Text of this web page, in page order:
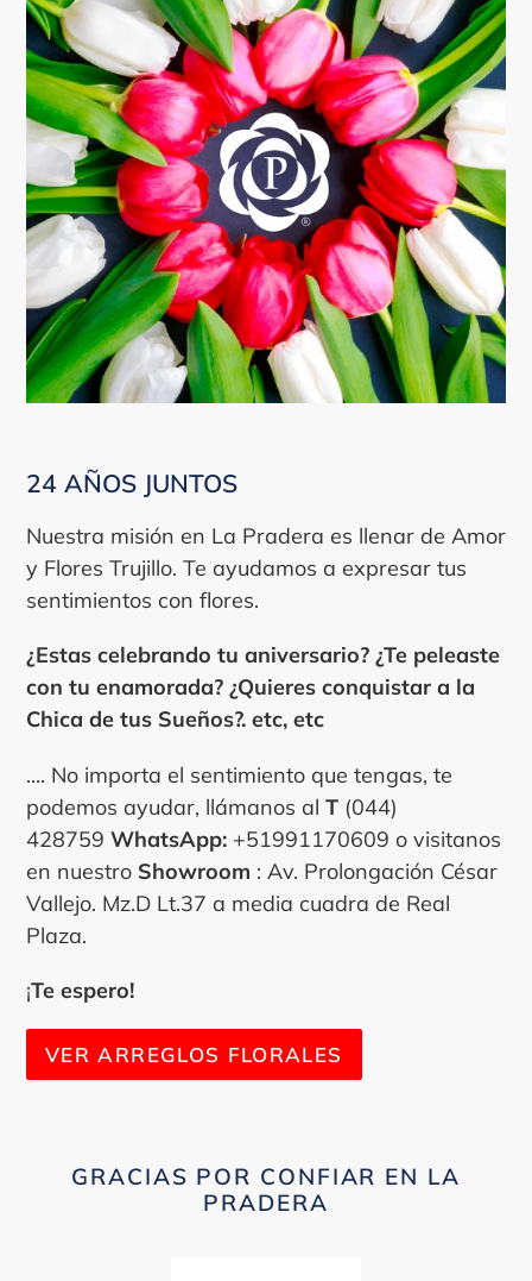
24 AÑOS JUNTOS
Nuestra misión en La Pradera es llenar de Amor
y Flores Trujillo. Te ayudamos a expresar tus
sentimientos con flores.
¿Estas celebrando tu aniversario? ¿Te peleaste
con tu enamorada? ¿Quieres conquistar a la
Chica de tus Sueños?. etc, etc
.... No importa el sentimiento que tengas, te
podemos ayudar, llámanos al T (044)
428759 WhatsApp: +51991170609 o visitanos
en nuestro Showroom : Av. Prolongación César
Vallejo. Mz.D Lt.37 a media cuadra de Real
Plaza.
¡Te espero!
VER ARREGLOS FLORALES
GRACIAS POR CONFIAR EN LA
PRADERA